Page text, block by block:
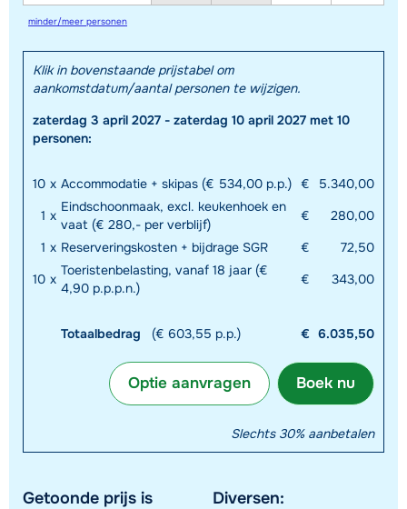
minder/meer personen
Klik in bovenstaande prijstabel om
aankomstdatum/aantal personen te wijzigen.
zaterdag 3 april 2027 - zaterdag 10 april 2027 met 10
personen:
10 x Accommodatie + skipas (€ 534,00 p.p.) €
5.340,00
1 x
Eindschoonmaak, excl. keukenhoek en
vaat (€ 280,- per verblijf)
€
280,00
1 x Reserveringskosten + bijdrage SGR €
72,50
10 x
Toeristenbelasting, vanaf 18 jaar (€
4,90 p.p.p.n.)
€ 343,00
Totaalbedrag (€ 603,55 p.p.) € 6.035,50
Boek nu
Optie aanvragen
Slechts 30% aanbetalen
Getoonde prijs is
Diversen: